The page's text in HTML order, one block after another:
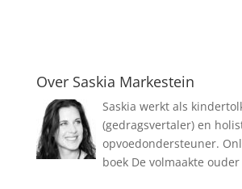
Over Saskia Markestein
Saskia werkt als
(gedragsvertaler) en
opvoedondersteuner.
boek De volmaakte